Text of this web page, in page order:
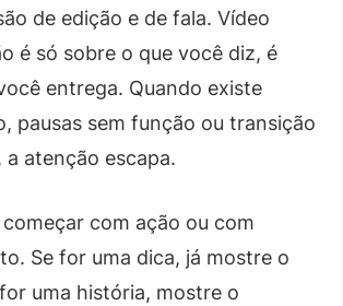
de edição e de fala. Vídeo
é só sobre o que você diz, é
entrega. Quando existe
pausas sem função ou transição
a atenção escapa.
com ação ou com
Se for uma dica, já mostre o
uma história, mostre o